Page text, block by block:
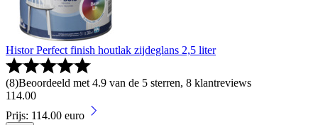
Histor Perfect finish houtlak zijdeglans 2,5 liter
(8)Beoordeeld met 4.9 van de 5 sterren, 8 klantreviews
114.00
Prijs: 114.00 euro